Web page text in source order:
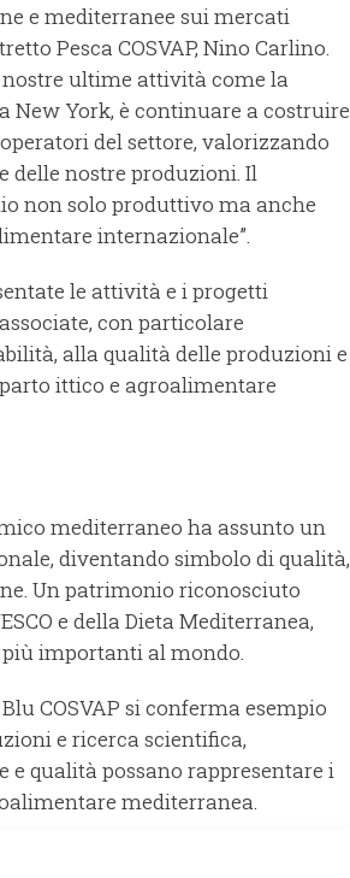
e mediterranee sui mercati
Pesca COSVAP, Nino Carlino.
ultime attività come la
New York, è continuare a costruire
del settore, valorizzando
delle nostre produzioni. Il
non solo produttivo ma anche
internazionale”.
le attività e i progetti
con particolare
alla qualità delle produzioni e
ittico e agroalimentare
mediterraneo ha assunto un
diventando simbolo di qualità,
Un patrimonio riconosciuto
e della Dieta Mediterranea,
importanti al mondo.
COSVAP si conferma esempio
e ricerca scientifica,
qualità possano rappresentare i
mediterranea.